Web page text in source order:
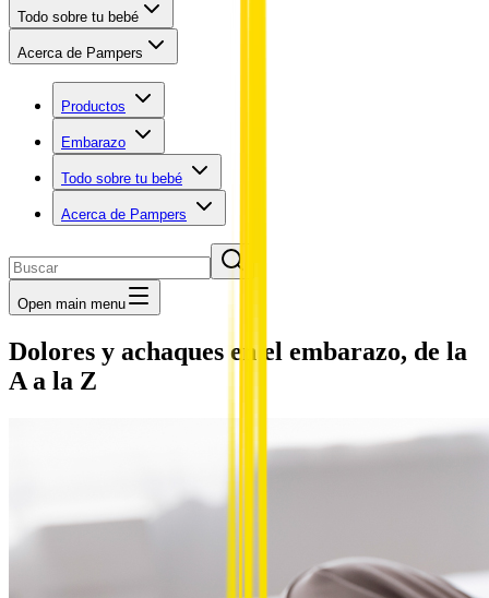
Todo sobre tu bebé
Acerca de Pampers
Productos
Embarazo
Todo sobre tu bebé
Acerca de Pampers
Open main menu
Dolores y achaques en el embarazo, de la
A a la Z